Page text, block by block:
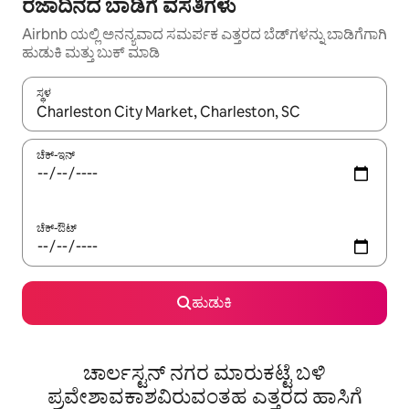
ರಜಾದಿನದ ಬಾಡಿಗೆ ವಸತಿಗಳು
Airbnb ಯಲ್ಲಿ ಅನನ್ಯವಾದ ಸಮರ್ಪಕ ಎತ್ತರದ ಬೆಡ್‌ಗಳನ್ನು ಬಾಡಿಗೆಗಾಗಿ
ಹುಡುಕಿ ಮತ್ತು ಬುಕ್ ಮಾಡಿ
ಸ್ಥಳ
ಫಲಿತಾಂಶಗಳು ಲಭ್ಯವಿರುವಾಗ, ಅಪ್ ಮತ್ತು ಡೌನ್ ಬಾಣದ ಕೀಲಿಗಳೊಂದಿಗೆ
ಚೆಕ್-ಇನ್
ಚೆಕ್-ಔಟ್
ಹುಡುಕಿ
ಚಾರ್ಲಸ್ಟನ್ ನಗರ ಮಾರುಕಟ್ಟೆ ಬಳಿ
ಪ್ರವೇಶಾವಕಾಶವಿರುವಂತಹ ಎತ್ತರದ ಹಾಸಿಗೆ